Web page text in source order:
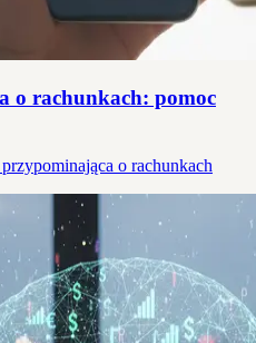
o rachunkach: pomoc
o rachunkach